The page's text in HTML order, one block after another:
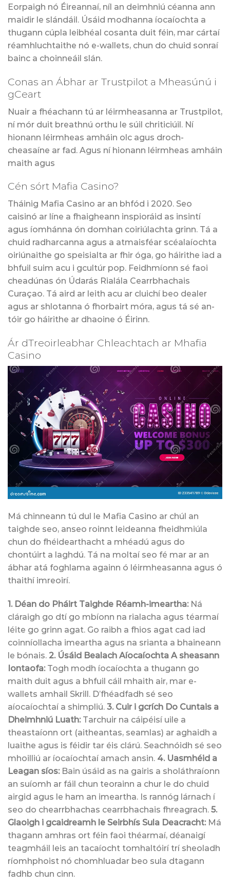
Eorpaigh nó Éireannaí, níl an deimhniú céanna ann
maidir le slándáil. Úsáid modhanna íocaíochta a
thugann cúpla leibhéal cosanta duit féin, mar cártaí
réamhluchtaithe nó e-wallets, chun do chuid sonraí
bainc a choinneáil slán.
Conas an Ábhar ar Trustpilot a Mheasúnú i
gCeart
Nuair a fhéachann tú ar léirmheasanna ar Trustpilot,
ní mór duit breathnú orthu le súil chriticiúil. Ní
hionann léirmheas amháin olc agus droch-
cheasaíne ar fad. Agus ní hionann léirmheas amháin
maith agus
Cén sórt Mafia Casino?
Tháinig Mafia Casino ar an bhfód i 2020. Seo
caisinó ar líne a fhaigheann inspioráid as insintí
agus íomhánna ón domhan coiriúlachta grinn. Tá a
chuid radharcanna agus a atmaisféar scéalaíochta
oiriúnaithe go speisialta ar fhir óga, go háirithe iad a
bhfuil suim acu i gcultúr pop. Feidhmíonn sé faoi
cheadúnas ón Údarás Rialála Cearrbhachais
Curaçao. Tá aird ar leith acu ar cluichí beo dealer
agus ar shlotanna ó fhorbairt móra, agus tá sé an-
tóir go háirithe ar dhaoine ó Éirinn.
Ár dTreoirleabhar Chleachtach ar Mhafia
Casino
Má chinneann tú dul le Mafia Casino ar chúl an
taighde seo, anseo roinnt leideanna fheidhmiúla
chun do fhéidearthacht a mhéadú agus do
chontúirt a laghdú. Tá na moltaí seo fé mar ar an
ábhar atá foghlama againn ó léirmheasanna agus ó
thaithí imreoirí.
1. Déan do Pháirt Taighde Réamh-imeartha: Ná
cláraigh go dtí go mbíonn na rialacha agus téarmaí
léite go grinn agat. Go raibh a fhios agat cad iad
coinníollacha imeartha agus na srianta a bhaineann
le bónais. 2. Úsáid Bealach Aíocaíochta A sheasann
Iontaofa: Togh modh íocaíochta a thugann go
maith duit agus a bhfuil cáil mhaith air, mar e-
wallets amhail Skrill. D’fhéadfadh sé seo
aíocaíochtaí a shimpliú. 3. Cuir i gcrích Do Cuntais a
Dheimhniú Luath: Tarchuir na cáipéisí uile a
theastaíonn ort (aitheantas, seamlas) ar aghaidh a
luaithe agus is féidir tar éis clárú. Seachnóidh sé seo
mhoilliú ar íocaíochtaí amach ansin. 4. Uasmhéid a
Leagan síos: Bain úsáid as na gairis a sholáthraíonn
an suíomh ar fáil chun teorainn a chur le do chuid
airgid agus le ham an imeartha. Is rannóg lárnach í
seo do chearrbhachas cearrbhachais fhreagrach. 5.
Glaoigh i gcaidreamh le Seirbhís Sula Deacracht: Má
thagann amhras ort féin faoi théarmaí, déanaigí
teagmháil leis an tacaíocht tomhaltóirí trí sheoladh
ríomhphoist nó chomhluadar beo sula dtagann
fadhb chun cinn.